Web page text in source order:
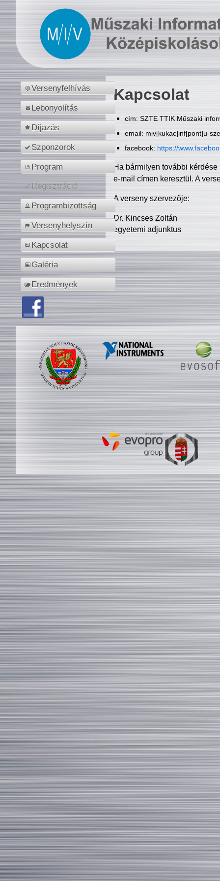
Versenyfelhívás
Lebonyolítás
Díjazás
Szponzorok
Program
Regisztráció
Programbizottság
Versenyhelyszín
Kapcsolat
Galéria
Eredmények
Kapcsolat
cím: SZTE TTIK Műszaki
email: miv[kukac]inf[pont]u-
facebook: https://
Ha bármilyen további
e-mail címen keresztül. A
A verseny szervezője:
Dr. Kincses Zoltán
egyetemi adjunktus